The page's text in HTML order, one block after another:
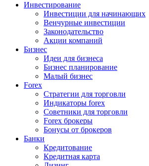
Инвестирование
Инвестиции для начинающих
Венчурные инвестиции
Законодательство
Акции компаний
Бизнес
Идеи для бизнеса
Бизнес планирование
Малый бизнес
Forex
Стратегии для торговли
Индикаторы forex
Советники для торговли
Forex брокеры
Бонусы от брокеров
Банки
Кредитование
Кредитная карта